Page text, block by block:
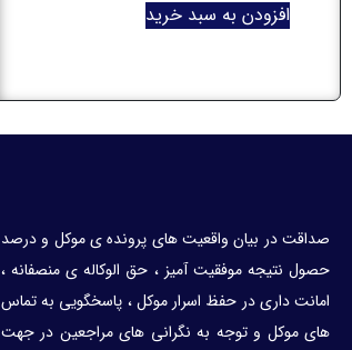
افزودن به سبد خرید
صداقت در بیان واقعیت های پرونده ی موکل و درصد
حصول نتیجه موفقیت آمیز ، حق الوکاله ی منصفانه ،
امانت داری در حفظ اسرار موکل ، پاسخگویی به تماس
های موکل و توجه به نگرانی های مراجعین در جهت